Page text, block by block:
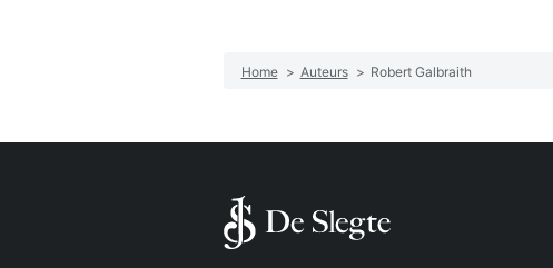
Home > Auteurs > Robert Galbraith